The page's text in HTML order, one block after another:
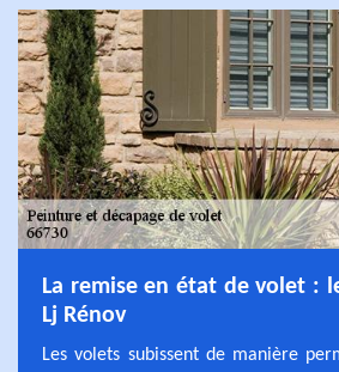
La remise en état de volet :
Lj Rénov
Les volets subissent de manière